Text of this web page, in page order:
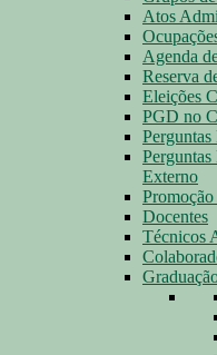
Atos
Agenda
Reserva
Eleições
PGD no
Perguntas
Externo
Docentes
Técnicos